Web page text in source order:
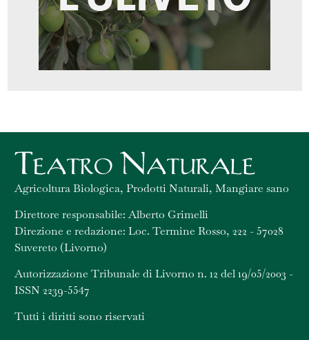
Agricoltura Biologica, Prodotti Naturali, Mangiare sano
Direttore responsabile: Alberto Grimelli
Direzione e redazione: Loc. Termine Rosso, 222 - 57028
Suvereto (Livorno)
Autorizzazione Tribunale di Livorno n. 12 del 19/05/2003 -
ISSN 2239-5547
Tutti i diritti sono riservati